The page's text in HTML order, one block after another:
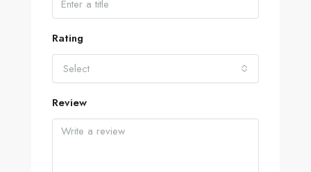
Rating
Select
Review